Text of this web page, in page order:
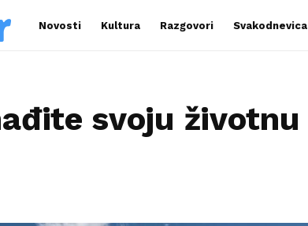
Novosti Kultura Razgovori Svakodnevica
svoju životnu